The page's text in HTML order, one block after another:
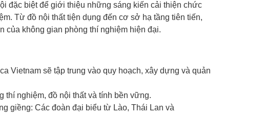
đặc biệt để giới thiệu những sáng kiến cải thiện chức
Từ đồ nội thất tiện dụng đến cơ sở hạ tầng tiên tiến,
không gian phòng thí nghiệm hiện đại.
Vietnam sẽ tập trung vào quy hoạch, xây dựng và quản
thí nghiệm, đồ nội thất và tính bền vững.
giềng: Các đoàn đại biểu từ Lào, Thái Lan và